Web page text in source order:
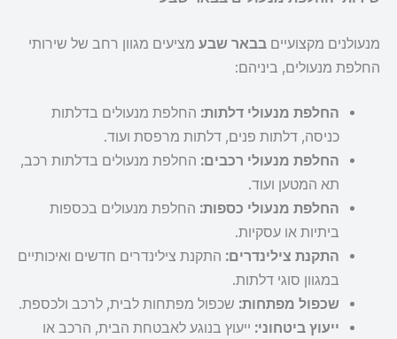
מנעולנים מקצועיים בבאר שבע מציעים מגוון רחב של שירותי
החלפת מנעולים, ביניהם:
החלפת מנעולי דלתות: החלפת מנעולים בדלתות
כניסה, דלתות פנים, דלתות מרפסת ועוד.
החלפת מנעולי רכבים: החלפת מנעולים בדלתות רכב,
תא המטען ועוד.
החלפת מנעולי כספות: החלפת מנעולים בכספות
ביתיות או עסקיות.
התקנת צילינדרים: התקנת צילינדרים חדשים ואיכותיים
במגוון סוגי דלתות.
שכפול מפתחות: שכפול מפתחות לבית, לרכב ולכספת.
ייעוץ ביטחוני: ייעוץ בנוגע לאבטחת הבית, הרכב או